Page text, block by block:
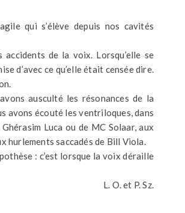
qui s’élève depuis nos cavités
accidents de la voix. Lorsqu’elle se
d’avec ce qu’elle était censée dire.
ausculté les résonances de la
avons écouté les ventriloques, dans
Luca ou de MC Solaar, aux
hurlements saccadés de Bill Viola.
: c’est lorsque la voix déraille
L. O. et P. Sz.